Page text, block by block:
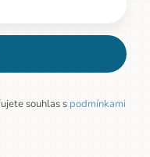
souhlas s podmínkami